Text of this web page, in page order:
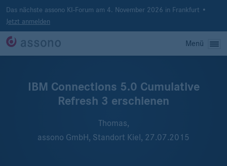
Das nächste assono KI-Forum am 4. November 2026 in Frankfurt •
Jetzt anmelden
Menü
IBM Connections 5.0 Cumulative
Refresh 3 erschienen
Thomas,
assono GmbH, Standort Kiel, 27.07.2015